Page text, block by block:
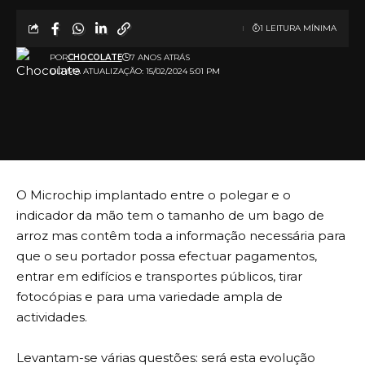
ULTIMA ATUALIZAÇÃO: 15/02/2024 5:01 PM
PORCHOCOLATE 7 ANOS ATRÁS
1 LEITURA MÍNIMA
O Microchip implantado entre o polegar e o
indicador da mão tem o tamanho de um bago de
arroz mas contêm toda a informação necessária para
que o seu portador possa efectuar pagamentos,
entrar em edifícios e transportes públicos, tirar
fotocópias e para uma variedade ampla de
actividades.
Levantam-se várias questões: será esta evolução